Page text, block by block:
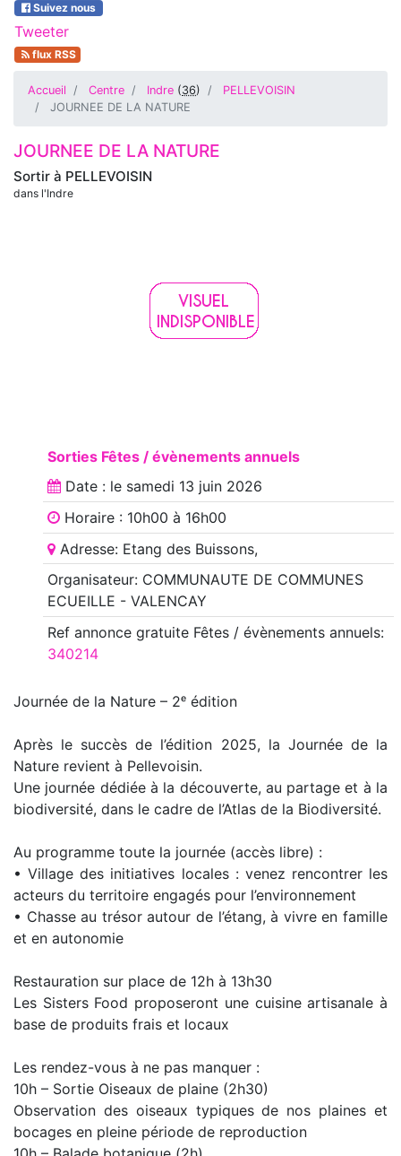
Suivez nous
Tweeter
flux RSS
Accueil Centre Indre (36)
PELLEVOISIN
JOURNEE DE LA NATURE
Sortir à PELLEVOISIN
dans l'Indre
JOURNEE DE LA NATURE
Sorties Fêtes / évènements annuels
Date : le samedi 13 juin 2026
Horaire : 10h00 à 16h00
Adresse: Etang des Buissons,
Organisateur: COMMUNAUTE DE COMMUNES
ECUEILLE - VALENCAY
Ref annoncegratuite Fêtes / évènements annuels:
340214
Journée de la Nature – 2ᵉ édition
Après le succès de l’édition 2025, la Journée de la
Nature revient à Pellevoisin.
Une journée dédiée à la découverte, au partage et à la
biodiversité, dans le cadre de l’Atlas de la Biodiversité.
Au programme toute la journée (accès libre) :
• Village des initiatives locales : venez rencontrer les
acteurs du territoire engagés pour l’environnement
• Chasse au trésor autour de l’étang, à vivre en famille
et en autonomie
Restauration sur place de 12h à 13h30
Les Sisters Food proposeront une cuisine artisanale à
base de produits frais et locaux
Les rendez-vous à ne pas manquer :
10h – Sortie Oiseaux de plaine (2h30)
Observation des oiseaux typiques de nos plaines et
bocages en pleine période de reproduction